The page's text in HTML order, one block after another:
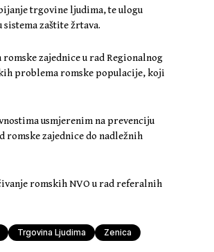
trgovine ljudima, te ulogu
zaštite žrtava.
zajednice u rad Regionalnog
problema romske populacije, koji
usmjerenim na prevenciju
romske zajednice do nadležnih
romskih NVO u rad referalnih
Trgovina Ljudima Zenica